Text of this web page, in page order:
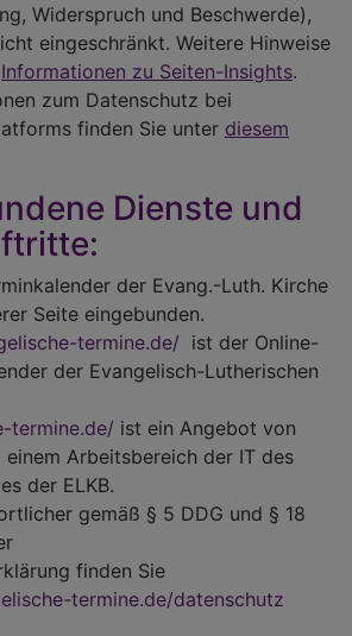
Widerspruch und Beschwerde),
eingeschränkt. Weitere Hinweise
Informationen zu Seiten-Insights.
zum Datenschutz bei
finden Sie unter diesem
Dienste und
der Evang.-Luth. Kirche
Seite eingebunden.
termine.de/ ist der Online-
der Evangelisch-Lutherischen
termine.de/ ist ein Angebot von
Arbeitsbereich der IT des
der ELKB.
gemäß § 5 DDG und § 18
finden Sie
termine.de/datenschutz